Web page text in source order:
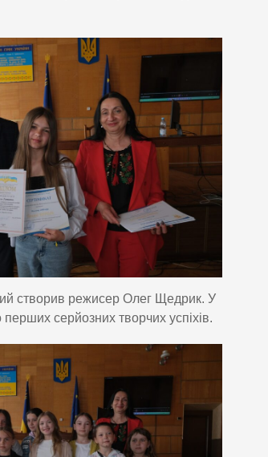
створив режисер Олег Щедрик. У
перших серйозних творчих успіхів.